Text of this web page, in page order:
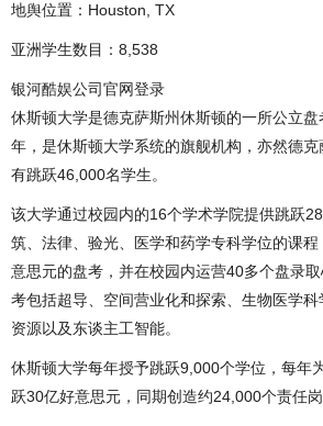
地舆位置：Houston, TX
亚洲学生数目：8,538
银河酷娱公司官网登录
休斯顿大学是德克萨斯州休斯顿的一所公立
年，是休斯顿大学系统的旗舰机构，亦然德
有跳跃46,000名学生。
该大学通过校园内的16个学术学院提供跳跃
筑、法律、验光、医学和药学专科学位的课
意思元的盘考，并在校园内运营40多个盘录
考包括超导、空间营业化和探索、生物医学
资源以及东谈主工智能。
休斯顿大学每年授予跳跃9,000个学位，每年
跃30亿好意思元，同期创造约24,000个责任岗